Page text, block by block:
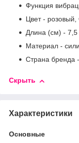
Функция
Цвет - розовый,
Длина (см) - 7,5
Материал -
Страна бренда
Скрыть
Характеристики
Основные